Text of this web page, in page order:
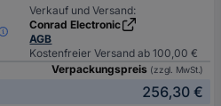
Verkauf und Versand:
Conrad Electronic
AGB
Kostenfreier Versand ab 100,00 €
Verpackungspreis (zzgl. MwSt.)
256,30 €